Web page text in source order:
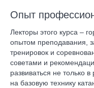
Опыт
Лекторы этого курса –
опытом преподавания,
тренировок и
советами и
развиваться не только
на базовую технику